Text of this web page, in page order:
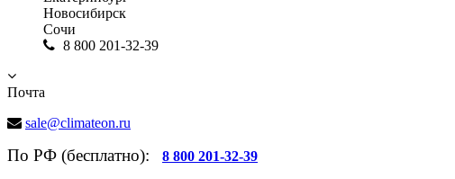
Новосибирск
Сочи
8 800 201-32-39
Почта
sale@climateon.ru
По РФ (бесплатно): 8 800 201-32-39